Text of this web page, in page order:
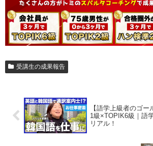
受講生の成果報告
【語学上級者のゴ
1級×TOPIK6級｜語
リアル！